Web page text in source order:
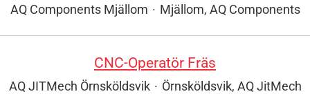
AQ Components Mjällom · Mjällom, AQ Components
CNC-Operatör Fräs
AQ JITMech Örnsköldsvik · Örnsköldsvik, AQ JitMech